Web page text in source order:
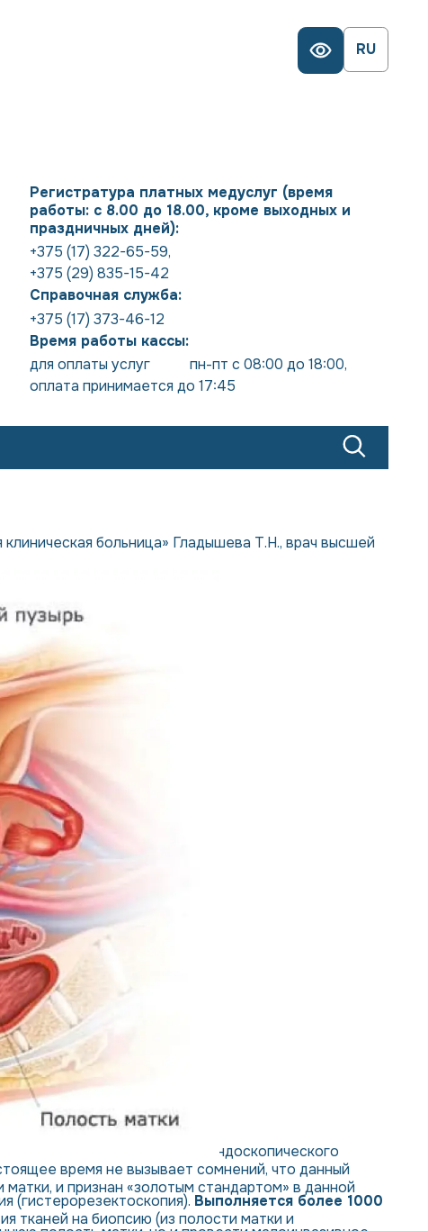
RU
Регистратура платных медуслуг (время
работы: с 8.00 до 18.00, кроме выходных и
праздничных дней):
+375 (17) 322-65-59,
+375 (29) 835-15-42
Справочная служба:
+375 (17) 373-46-12
Время работы кассы:
для оплаты услуг           пн-пт с 08:00 до 18:00,
оплата принимается до 17:45
больница» Гладышева Т.Н., врач высшей
оптической системы (тип эндоскопического
время не вызывает сомнений, что данный
и признан «золотым стандартом» в данной
(гистерорезектоскопия). Выполняется более 1000
тканей на биопсию (из полости матки и